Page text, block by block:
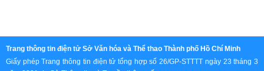
2026.
2026
2026.
Trang thông tin điện tử Sở Văn hóa và Thể thao Thành phố Hồ Chí Minh
Giấy phép Trang thông tin điện tử tổng hợp số 26/GP-STTTT ngày 23 tháng 3